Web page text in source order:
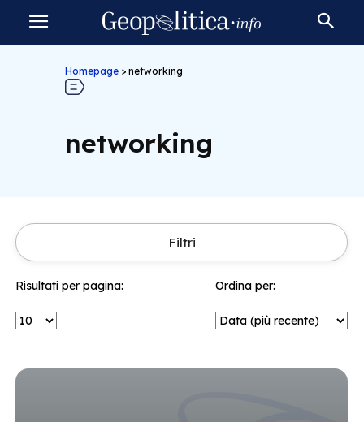
Homepage > networking
networking
Filtri
Risultati per pagina: Ordina per: